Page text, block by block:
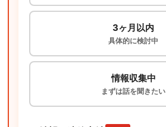
3ヶ月以内
具体的に検討中
情報収集中
まずは話を聞きたい